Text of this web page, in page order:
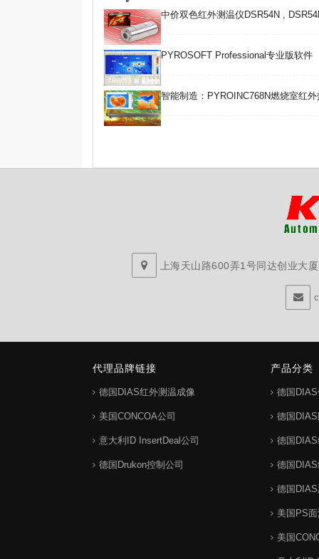
中价双色红外测温仪DSR54N ,
PYROSOFT Professional专业版软件
智能制造：PYROINC768N燃烧室红
上海天山路600弄1号同达创业大
代理品牌链接
德国DIAS红外测温成像
美国CONCOA公司
意大利ID InsertDeal公司
德国Drukon控制公司
产品分类
德国
德国
德国
德国
德国
美国PS
美国